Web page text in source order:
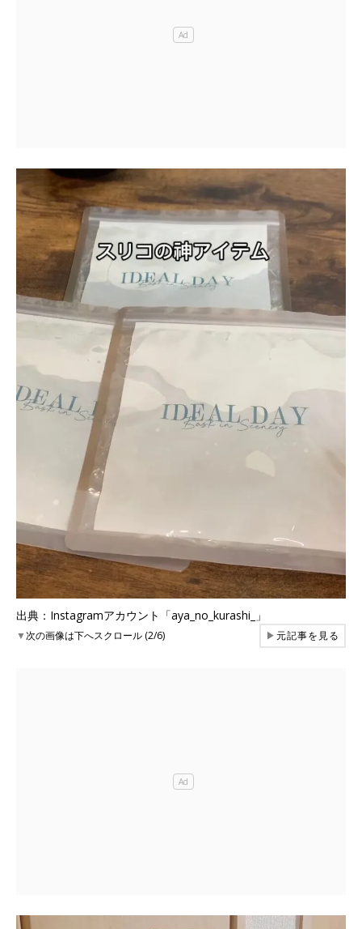
出典：Instagramアカウント「aya_no_kurashi_」
▼次の画像は下へスクロール (2/6) ▶元記事を見る